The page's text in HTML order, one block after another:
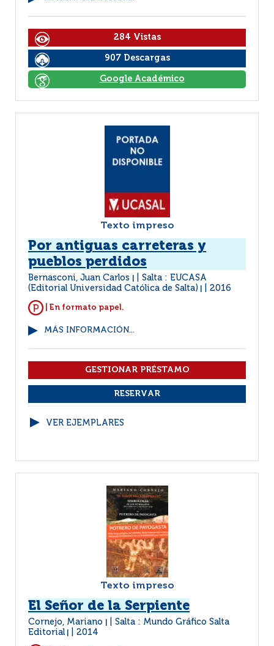
284 Vistas
907 Descargas
Google Académico
Texto impreso
Por antiguas carreteras y
pueblos perdidos
Bernasconi, Juan Carlos
Salta : EUCASA
(Editorial Universidad Católica de Salta)
2016
| En formato papel.
MÁS INFORMACIÓN...
VER EJEMPLARES
Texto impreso
El Señor de la Serpiente
Cornejo, Mariano
Salta : Mundo Gráfico Salta
Editorial
2014